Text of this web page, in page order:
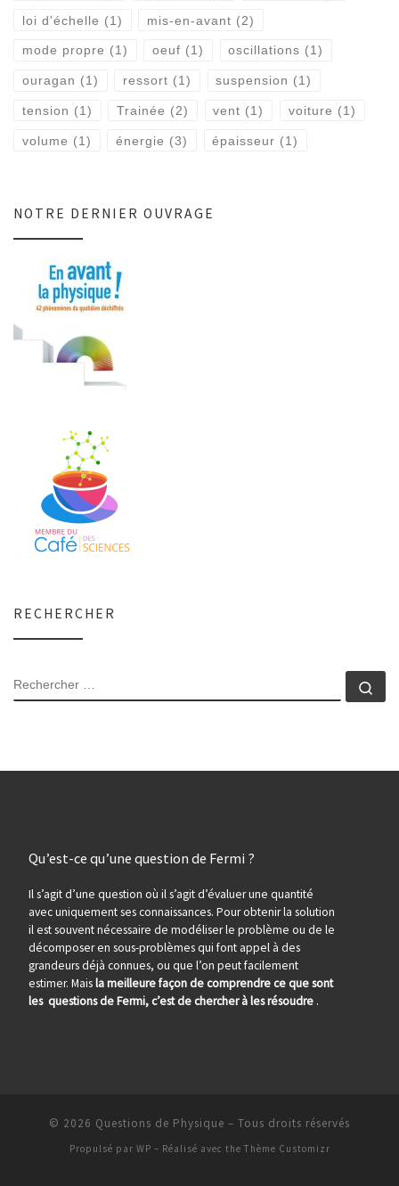
loi d'échelle (1) mis-en-avant (2)
mode propre (1) oeuf (1) oscillations (1)
ouragan (1) ressort (1) suspension (1)
tension (1) Trainée (2) vent (1) voiture (1)
volume (1) énergie (3) épaisseur (1)
NOTRE DERNIER OUVRAGE
RECHERCHER
RECHERCHER
Qu’est-ce qu’une question de Fermi ?
Il s’agit d’une question où il s’agit d’évaluer une quantité
avec uniquement ses connaissances. Pour obtenir la solution
il est souvent nécessaire de modéliser le problème ou de le
décomposer en sous-problèmes qui font appel à des
grandeurs déjà connues, ou que l’on peut facilement
estimer. Maisla meilleure façon de comprendre ce que sont
les questions de Fermi, c’est de chercher à les résoudre.
© 2026 Questions de Physique – Tous droits réservés
Propulsé par WP – Réalisé avec the Thème Customizr